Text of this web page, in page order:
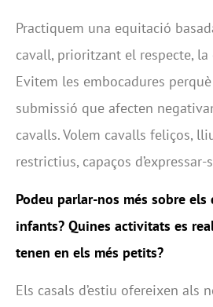
Practiquem una equitació
cavall, prioritzant el respecte, la
Evitem les embocadures
submissió que afecten
cavalls. Volem cavalls feliços,
restrictius, capaços d’expressar-
Podeu parlar-nos més sobre els
infants? Quines activitats es
tenen en els més petits?
Els casals d’estiu ofereixen als